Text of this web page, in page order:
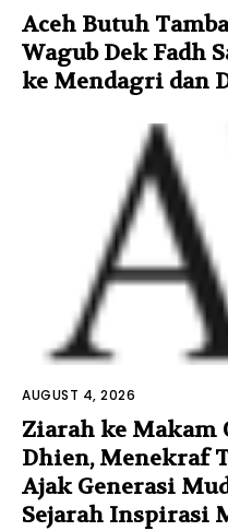
Aceh Butuh
Wagub Dek Fadh
ke Mendagri dan
AUGUST 4, 2026
Ziarah ke Makam
Dhien, Menekraf
Ajak Generasi
Sejarah Inspirasi